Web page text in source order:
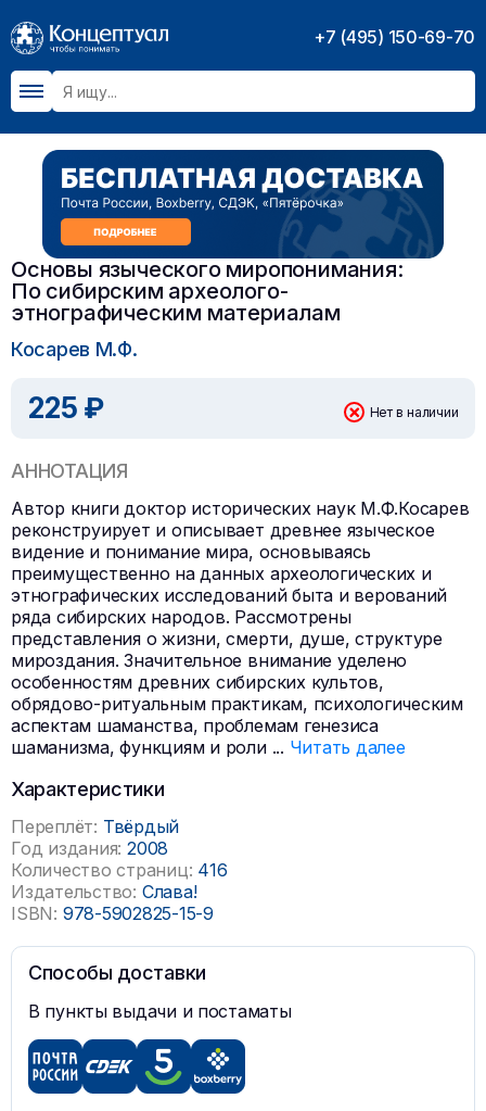
+7 (495) 150-69-70
Основы языческого миропонимания:
По сибирским археолого-
этнографическим материалам
Косарев М.Ф.
225 ₽ Нет в наличии
АННОТАЦИЯ
Автор книги доктор исторических наук М.Ф.Косарев
реконструирует и описывает древнее языческое
видение и понимание мира, основываясь
преимущественно на данных археологических и
этнографических исследований быта и верований
ряда сибирских народов. Рассмотрены
представления о жизни, смерти, душе, структуре
мироздания. Значительное внимание уделено
особенностям древних сибирских культов,
обрядово-ритуальным практикам, психологическим
аспектам шаманства, проблемам генезиса
шаманизма, функциям и роли ... Читать далее
Характеристики
Переплёт: Твёрдый
Год издания: 2008
Количество страниц: 416
Издательство: Слава!
ISBN: 978-5902825-15-9
Способы доставки
В пункты выдачи и постаматы